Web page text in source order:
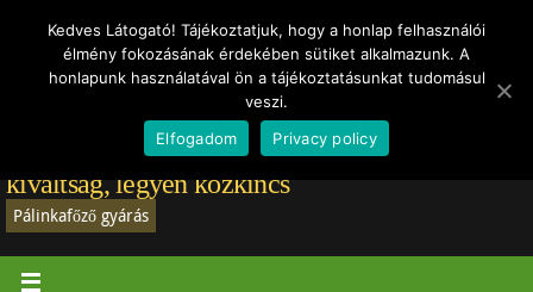
Törvények Vásárlói vélemények Rólam Regisztráció-belépés Hírek
Adatvédelmi tájékoztató
Pálinkafőző gyártás: A jó pálinkafőző már nem
kiváltság, legyen közkincs
Pálinkafőző gyárás
Kedves Látogató! Tájékoztatjuk, hogy a honlap felhasználói
élmény fokozásának érdekében sütiket alkalmazunk. A
honlapunk használatával ön a tájékoztatásunkat tudomásul
veszi.
Elfogadom
Privacy policy